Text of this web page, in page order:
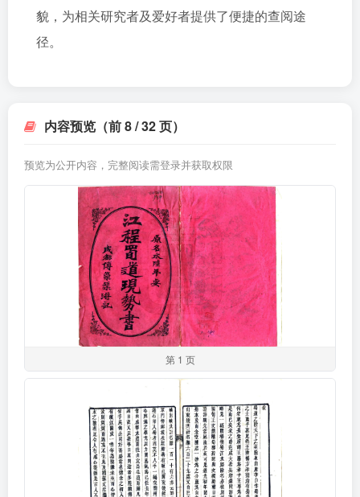
貌，为相关研究者及爱好者提供了便捷的查阅途
径。
内容预览（前 8 / 32 页）
预览为公开内容，完整阅读需登录并获取权限
第 1 页